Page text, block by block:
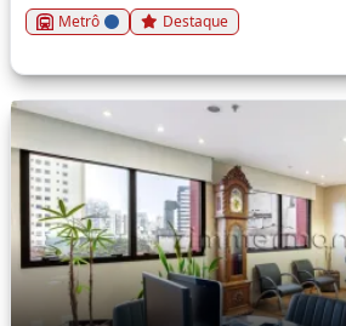
Metrô Destaque